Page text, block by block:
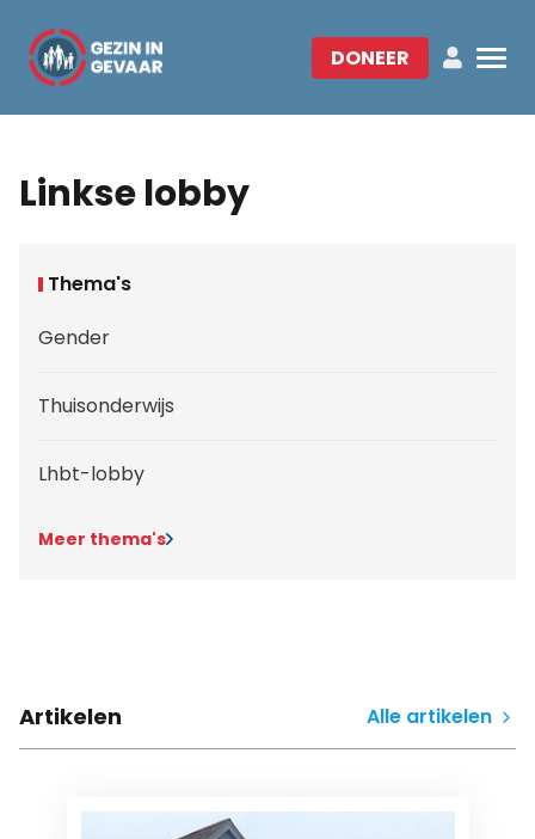
DONEER
Linkse lobby
Thema's
Gender
Thuisonderwijs
Lhbt-lobby
Meer thema's
Artikelen Alle artikelen